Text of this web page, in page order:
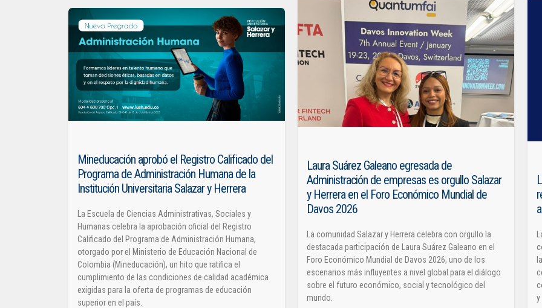
Laura Suárez Galeano egresada de
Administración de empresas es orgullo Salazar
y Herrera en el Foro Económico Mundial de
Davos 2026
La comunidad Salazar y Herrera celebra con orgullo la
destacada participación de Laura Suárez Galeano en el
Foro Económico Mundial de Davos 2026, uno de los
escenarios más influyentes a nivel global para el diálogo
sobre el futuro económico, social y tecnológico del
mundo.
y
Mineducación aprobó el Registro Calificado del
Programa de Administración Humana de la
Institución Universitaria Salazar y Herrera
La Escuela de Ciencias Administrativas, Sociales y
Humanas celebra la aprobación oficial del Registro
Calificado del Programa de Administración Humana,
otorgado por el Ministerio de Educación Nacional de
Colombia (Mineducación), un hito que ratifica el
cumplimiento de las condiciones de calidad académica
exigidas para la oferta de programas de educación
superior en el país.